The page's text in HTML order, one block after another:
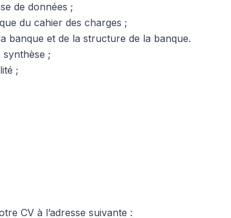
de données ;
du cahier des charges ;
banque et de la structure de la banque.
synthèse ;
;
CV à l’adresse suivante :